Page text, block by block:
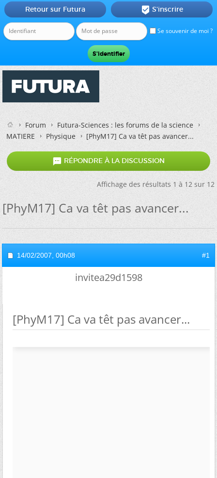
Se souvenir de moi ?
Retour sur Futura  S'inscrire
Forum
Futura-Sciences : les forums de la science
MATIERE
Physique [PhyM17] Ca va têt pas avancer...
 RÉPONDRE À LA DISCUSSION
Affichage des résultats 1 à 12 sur 12
[PhyM17] Ca va têt pas avancer...
14/02/2007, 00h08 #1
invitea29d1598
[PhyM17] Ca va têt pas avancer...